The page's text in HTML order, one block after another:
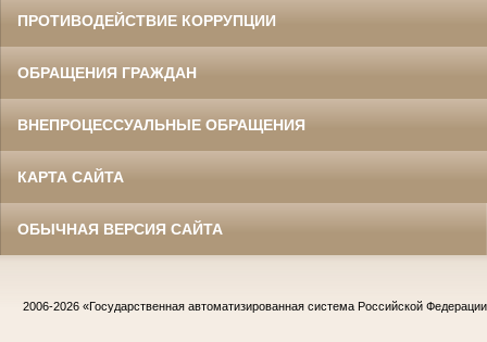
ПРОТИВОДЕЙСТВИЕ КОРРУПЦИИ
ОБРАЩЕНИЯ ГРАЖДАН
ВНЕПРОЦЕССУАЛЬНЫЕ ОБРАЩЕНИЯ
КАРТА САЙТА
ОБЫЧНАЯ ВЕРСИЯ САЙТА
2006-2026 «Государственная автоматизированная система Российской